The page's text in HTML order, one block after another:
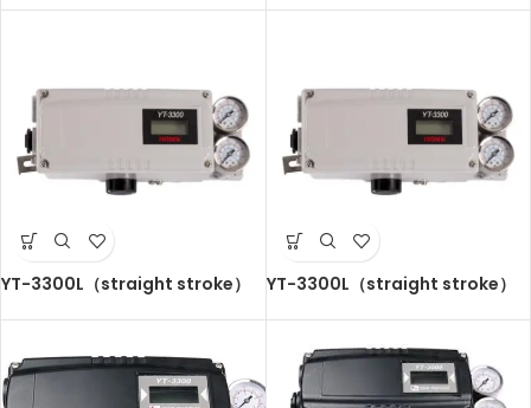
YT-3300L（straight stroke） YT-3300L（straight stroke）